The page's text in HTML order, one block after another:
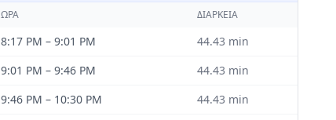
ΏΡΑ ΔΙΆΡΚΕΙΑ
8:17 PM – 9:01 PM 44.43 min
9:01 PM – 9:46 PM 44.43 min
9:46 PM – 10:30 PM 44.43 min